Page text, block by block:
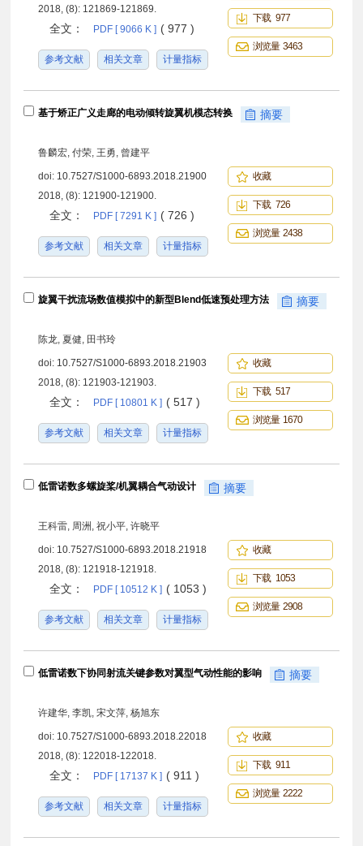
2018, (8): 121869-121869.
全文： PDF [ 9066 K ] ( 977 )
参考文献 相关文章 计量指标
下载 977
浏览量 3463
基于矫正广义走廊的电动倾转旋翼机模态转换 摘要
鲁麟宏, 付荣, 王勇, 曾建平
doi: 10.7527/S1000-6893.2018.21900
2018, (8): 121900-121900.
全文： PDF [ 7291 K ] ( 726 )
参考文献 相关文章 计量指标
收藏
下载 726
浏览量 2438
旋翼干扰流场数值模拟中的新型Blend低速预处理方法 摘要
陈龙, 夏健, 田书玲
doi: 10.7527/S1000-6893.2018.21903
2018, (8): 121903-121903.
全文： PDF [ 10801 K ] ( 517 )
参考文献 相关文章 计量指标
收藏
下载 517
浏览量 1670
低雷诺数多螺旋桨/机翼耦合气动设计 摘要
王科雷, 周洲, 祝小平, 许晓平
doi: 10.7527/S1000-6893.2018.21918
2018, (8): 121918-121918.
全文： PDF [ 10512 K ] ( 1053 )
参考文献 相关文章 计量指标
收藏
下载 1053
浏览量 2908
低雷诺数下协同射流关键参数对翼型气动性能的影响 摘要
许建华, 李凯, 宋文萍, 杨旭东
doi: 10.7527/S1000-6893.2018.22018
2018, (8): 122018-122018.
全文： PDF [ 17137 K ] ( 911 )
参考文献 相关文章 计量指标
收藏
下载 911
浏览量 2222